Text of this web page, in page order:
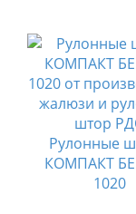
Рулонные
КОМПАКТ
1020